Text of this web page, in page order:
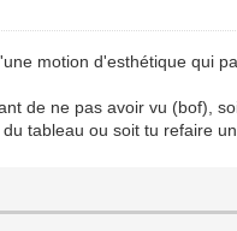
motion d'esthétique qui
de ne pas avoir vu (bof),
tableau ou soit tu refaire